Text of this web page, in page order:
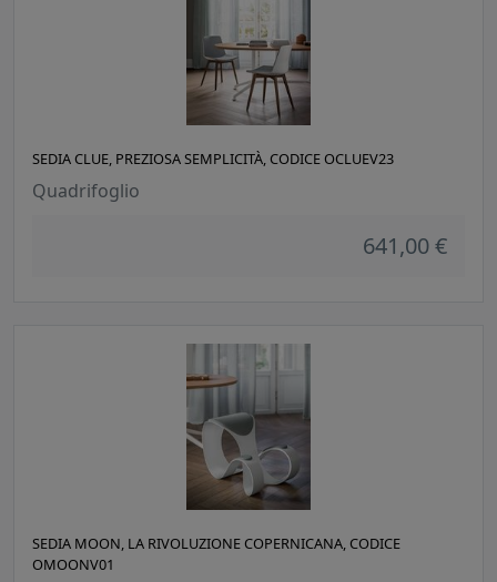
SEDIA CLUE, PREZIOSA SEMPLICITÀ, CODICE OCLUEV23
Quadrifoglio
641,00 €
SEDIA MOON, LA RIVOLUZIONE COPERNICANA, CODICE
OMOONV01